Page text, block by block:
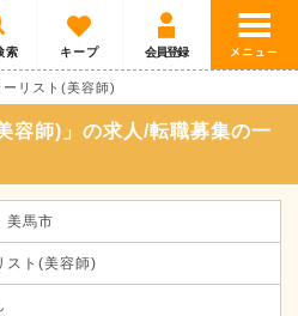
索 キープ 会員登録
ーリスト(美容師)
容師)」の求人/転職募集の一
美馬市
スト(美容師)